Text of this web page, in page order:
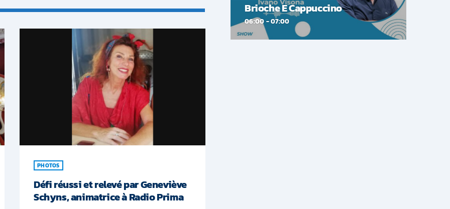
PHOTOS
Défi réussi et relevé par Geneviève
Schyns, animatrice à Radio Prima
Brioche E Cappuccino
06:00 - 07:00